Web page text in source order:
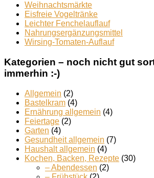
Weihnachtsmärkte
Eisfreie Vogeltränke
Leichter Fenchelauflauf
Nahrungsergänzungsmittel
Wirsing-Tomaten-Auflauf
Kategorien – noch nicht gut
immerhin :-)
Allgemein (2)
Bastelkram (4)
Ernährung allgemein (4)
Feiertage (2)
Garten (4)
Gesundheit allgemein (7)
Haushalt allgemein (4)
Kochen, Backen, Rezepte (30)
– Abendessen (2)